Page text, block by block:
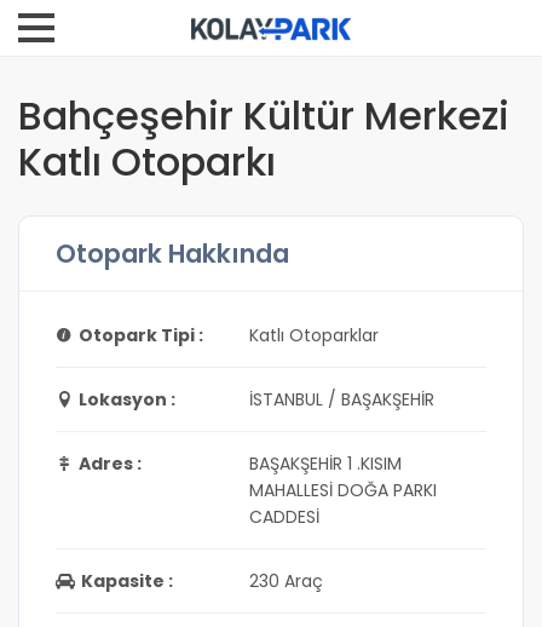
Bahçeşehir Kültür Merkezi
Katlı Otoparkı
Otopark Hakkında
Otopark Tipi : Katlı Otoparklar
Lokasyon : İSTANBUL / BAŞAKŞEHİR
Adres :
BAŞAKŞEHİR 1 .KISIM
MAHALLESİ DOĞA PARKI
CADDESİ
Kapasite : 230 Araç